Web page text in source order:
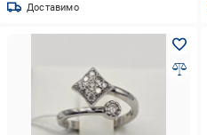
Доставимо